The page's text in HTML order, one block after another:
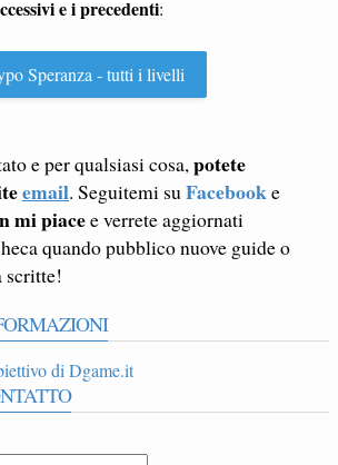
e i precedenti:
Speranza - tutti i livelli
e per qualsiasi cosa,potete
email. Seguitemi suFacebooke
mi piacee verrete aggiornati
quando pubblico nuove guide o
scritte!
di Dgame.it